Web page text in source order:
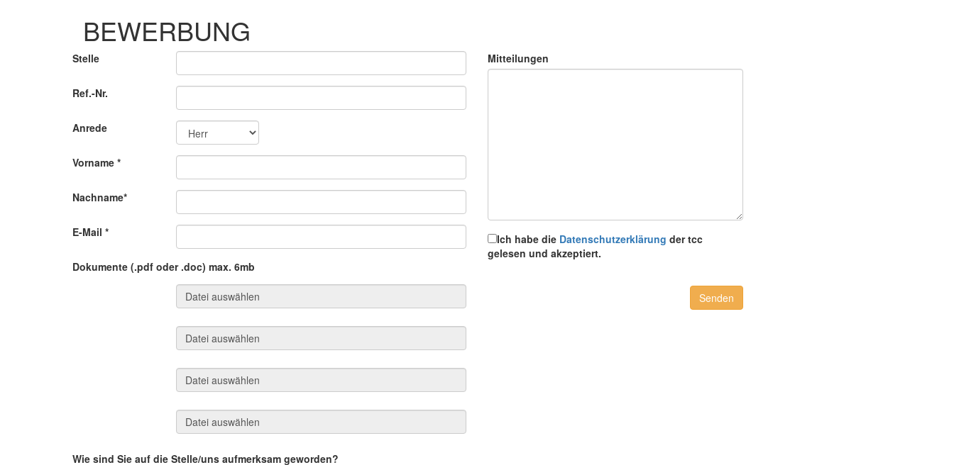
BEWERBUNG
Stelle
Ref.-Nr.
Anrede
Vorname *
Nachname*
E-Mail *
Dokumente (.pdf oder .doc) max. 6mb
Wie sind Sie auf die Stelle/uns aufmerksam geworden?
Mitteilungen
Ich habe die Datenschutzerklärung der tcc
gelesen und akzeptiert.